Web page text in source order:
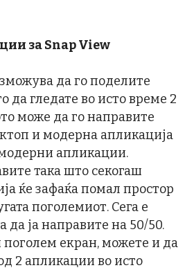
заSnap View
да го поделите
да гледате во исто време 2
може да го направите
и модерна апликација
апликации.
така што секогаш
ќе зафаќа помал простор
поголемиот. Сега е
да ја направите на 50/50.
екран, можете и да
2 апликации во исто